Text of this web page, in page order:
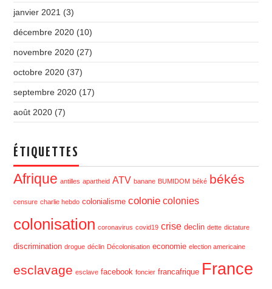
janvier 2021 (3)
décembre 2020 (10)
novembre 2020 (27)
octobre 2020 (37)
septembre 2020 (17)
août 2020 (7)
ÉTIQUETTES
Afrique antilles apartheid ATV banane BUMIDOM béké békés
censure charlie hebdo colonialisme colonie colonies
colonisation coronavirus covid19 crise declin dette dictature
discrimination drogue déclin Décolonisation economie election americaine
esclavage esclave facebook foncier francafrique France